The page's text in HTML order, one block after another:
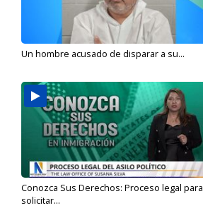
Un hombre acusado de disparar a su...
Conozca Sus Derechos: Proceso legal para
solicitar...